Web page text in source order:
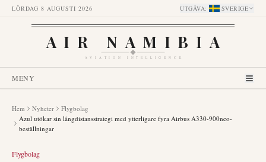
LÖRDAG 8 AUGUSTI 2026 UTGÅVA: SVERIGE
AIR NAMIBIA
AVIATION INTELLIGENCE
MENY
Hem Nyheter
Flygbolag
Azul utökar sin långdistansstrategi med ytterligare fyra Airbus A330-900neo-
beställningar
Flygbolag